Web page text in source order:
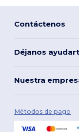
Contáctenos
Déjanos
Nuestra
Métodos de pago